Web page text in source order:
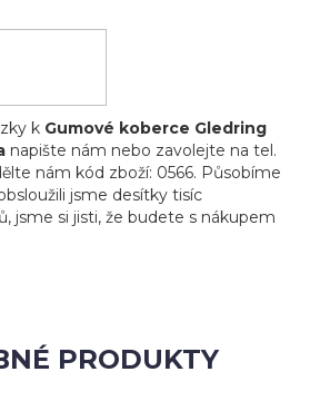
k Gumové koberce Gledring
napište nám nebo zavolejte na tel.
nám kód zboží: 0566. Působíme
jsme desítky tisíc
jsme si jisti, že budete s nákupem
PRODUKTY